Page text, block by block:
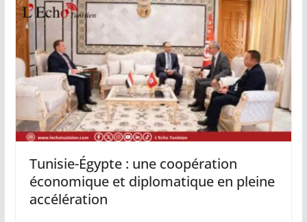
Tunisie-Égypte : une coopération
économique et diplomatique en pleine
accélération